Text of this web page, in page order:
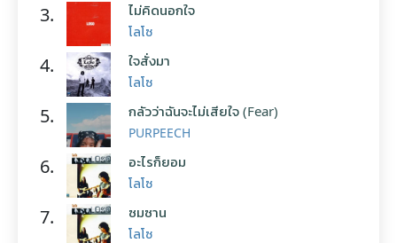
3. ไม่คิดนอกใจ
โลโซ
4. ใจสั่งมา
โลโซ
5. กลัวว่าฉันจะไม่เสียใจ (Fear)
PURPEECH
6. อะไรก็ยอม
โลโซ
7. ซมซาน
โลโซ